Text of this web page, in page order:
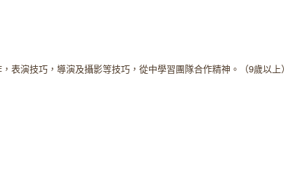
演技巧，導演及攝影等技巧，從中學習團隊合作精神。（9歲以上）